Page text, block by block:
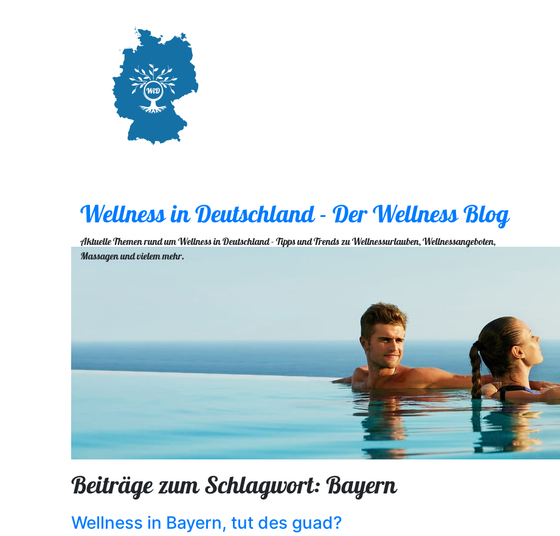
Wellness in Deutschland - Der Wellness Blog
Aktuelle Themen rund um Wellness in Deutschland - Tipps und Trends zu Wellnessurlauben, Wellnessangeboten,
Massagen und vielem mehr.
Beiträge zum Schlagwort: Bayern
Wellness in Bayern, tut des guad?